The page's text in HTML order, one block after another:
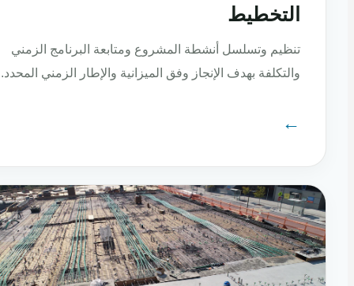
التخطيط
تنظيم وتسلسل أنشطة المشروع ومتابعة البرنامج الزمني
والتكلفة بهدف الإنجاز وفق الميزانية والإطار الزمني المحدد.